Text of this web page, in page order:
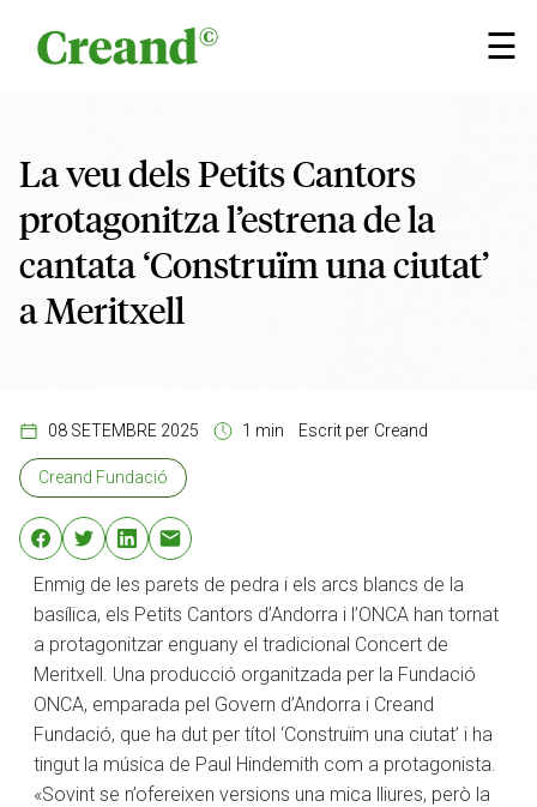
☰
×
La veu dels Petits Cantors
protagonitza l’estrena de la
cantata ‘Construïm una ciutat’
a Meritxell
08 SETEMBRE 2025 1 min Escrit per Creand
Creand Fundació
Enmig de les parets de pedra i els arcs blancs de la
basílica, els Petits Cantors d’Andorra i l’ONCA han tornat
a protagonitzar enguany el tradicional Concert de
Meritxell. Una producció organitzada per la Fundació
ONCA, emparada pel Govern d’Andorra i Creand
Fundació, que ha dut per títol ‘Construïm una ciutat’ i ha
tingut la música de Paul Hindemith com a protagonista.
«Sovint se n’ofereixen versions una mica lliures, però la